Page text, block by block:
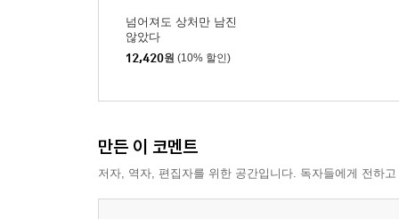
넘어져도 상처만 남진
않았다
12,420원 (10% 할인)
만든 이 코멘트
저자, 역자, 편집자를 위한 공간입니다. 독자들에게 전하